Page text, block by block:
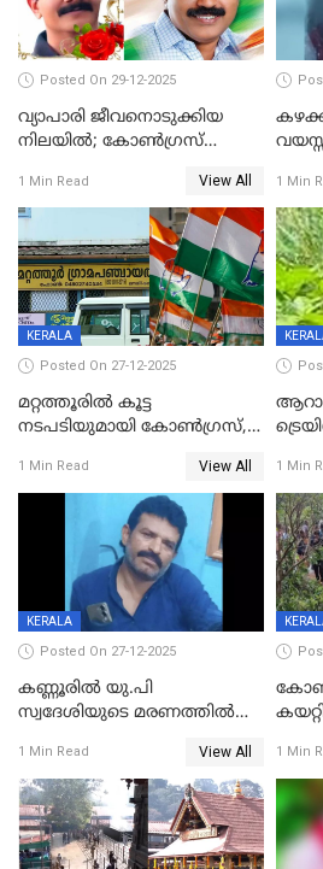
Posted On 29-12-2025
വ്യാപാരി ജീവനൊടുക്കിയ
നിലയില്‍; കോണ്‍ഗ്രസ്
മാനസികപീഡനമെന്ന് കുറിപ്പ്
1 Min Read View All 1 Min
KERALA
Posted On 27-12-2025
മറ്റത്തൂരിൽ കൂട്ട
നടപടിയുമായി കോണ്‍ഗ്രസ്,
എട്ട് പേര്‍ ഉള്‍പ്പെടെ
പത്തുപേരെ പുറത്താക്കി,
ചൊവ്വന്നൂരിലും നടപടി
1 Min Read View All 1 Min
KERALA
Posted On 27-12-2025
കണ്ണൂരിൽ യു.പി
സ്വദേശിയുടെ മരണത്തിൽ
കേസ്; തർക്കമുണ്ടായത്
ഫേഷ്യലിന് 300 രൂപ
ആവശ്യപ്പെട്ടതിനെച്ചൊല്ലി
1 Min Read View All 1 Min